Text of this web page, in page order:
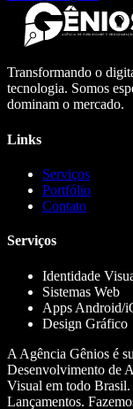
Transformando o
tecnologia. Somos
dominam o mercado.
Links
Serviços
Portfólio
Contato
Serviços
Identidade
Sistemas Web
Apps Android/
Design Gráfico
A Agência Gênios é
Desenvolvimento de
Visual em todo
Lançamentos.